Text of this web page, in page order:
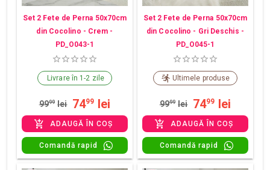
Set 2 Fete de Perna 50x70cm
din Cocolino - Crem -
PD_O043-1
Livrare în 1-2 zile
9999 lei 7499 lei
ADAUGĂ ÎN COȘ
Comandă rapid
Set 2 Fete de Perna 50x70cm
din Cocolino - Gri Deschis -
PD_O045-1
Ultimele produse
9999 lei 7499 lei
ADAUGĂ ÎN COȘ
Comandă rapid